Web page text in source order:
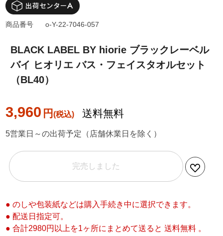
BLACK LABEL BY hiorie ブラックレーベル
バイ ヒオリエ バス・フェイスタオルセット
（BL40）
3,960 円 送料無料
商品番号 o-Y-22-7046-057
5営業日～の出荷予定（店舗休業日を除く）
完売しました
● のしや包装紙などは購入手続き中に選択できます。
● 配送日指定可。
● 合計2980円以上を1ヶ所にまとめて送ると 送料無料 。